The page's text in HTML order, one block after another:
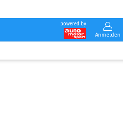
powered by
Anmelden